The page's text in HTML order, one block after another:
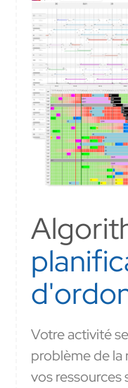
Votre activité
problème de
vos ressources